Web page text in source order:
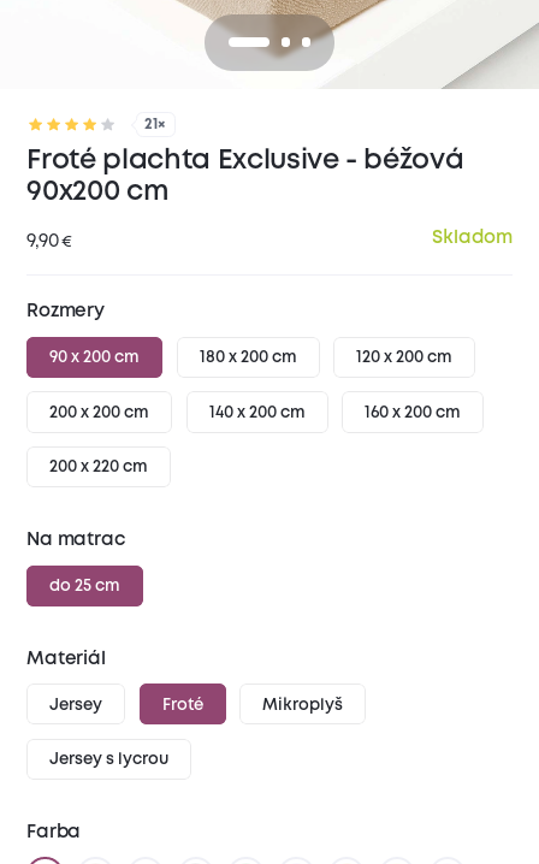
21×
Froté plachta Exclusive - béžová
90x200 cm
9,90€ Skladom
Rozmery
90 x 200 cm 180 x 200 cm 120 x 200 cm
200 x 200 cm 140 x 200 cm 160 x 200 cm
200 x 220 cm
Na matrac
do 25 cm
Materiál
Jersey Froté Mikroplyš
Jersey s lycrou
Farba